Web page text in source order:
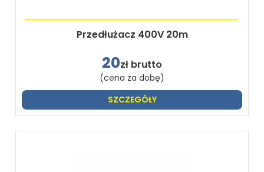
Przedłużacz 400V 20m
20zł brutto
(cena za dobę)
SZCZEGÓŁY